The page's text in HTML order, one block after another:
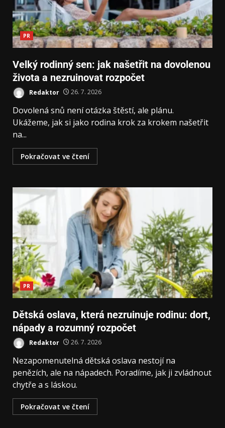
PR
Velký rodinný sen: jak našetřit na dovolenou
života a nezruinovat rozpočet
Redaktor 26. 7. 2026
Dovolená snů není otázka štěstí, ale plánu.
Ukážeme, jak si jako rodina krok za krokem našetřit
na...
Pokračovat ve čtení
PR
Dětská oslava, která nezruinuje rodinu: dort,
nápady a rozumný rozpočet
Redaktor 26. 7. 2026
Nezapomenutelná dětská oslava nestojí na
penězích, ale na nápadech. Poradíme, jak ji zvládnout
chytře a s láskou.
Pokračovat ve čtení